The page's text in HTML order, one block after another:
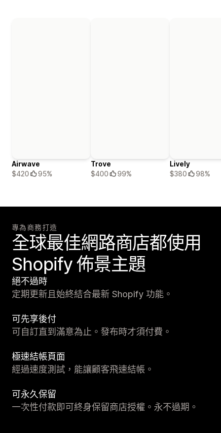
Airwave
$420
95%
Trove
$400
99%
Lively
$380
98%
專為商務打造
全球最佳網路商店都使用
Shopify 佈景主題
絕不過時
定期更新且始終結合最新 Shopify 功能。
可先享後付
可自訂直到滿意為止。發布時才須付費。
極速結帳頁面
經過速度測試，能讓顧客飛速結帳。
可永久保留
一次性付款即可終身保留商店授權。永不過期。